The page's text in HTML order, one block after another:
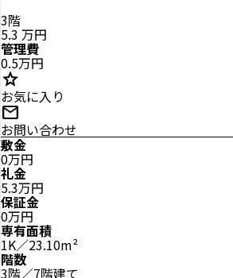
3階
5.3 万円
管理費
0.5万円
star
お気に入り
mail
お問い合わせ
敷金
0万円
礼金
5.3万円
保証金
0万円
専有面積
1K／23.10m²
階数
3階／7階建て